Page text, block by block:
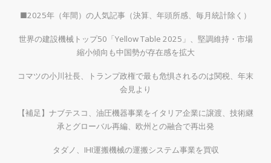
■2025年（年間）の人気記事（決算、年頭所感、毎月統計除く）
世界の建設機械トップ50「Yellow Table 2025」、堅調維持・市場
縮小傾向も中国勢が存在感を拡大
コマツの小川社長、トランプ政権で最も危惧されるのは関税、年末
会見より
【補足】ナブテスコ、油圧機器事業をイタリア企業に譲渡、技術継
承とグローバル再編、欧州との融合で再出発
タダノ、IHI運搬機械の運搬システム事業を買収